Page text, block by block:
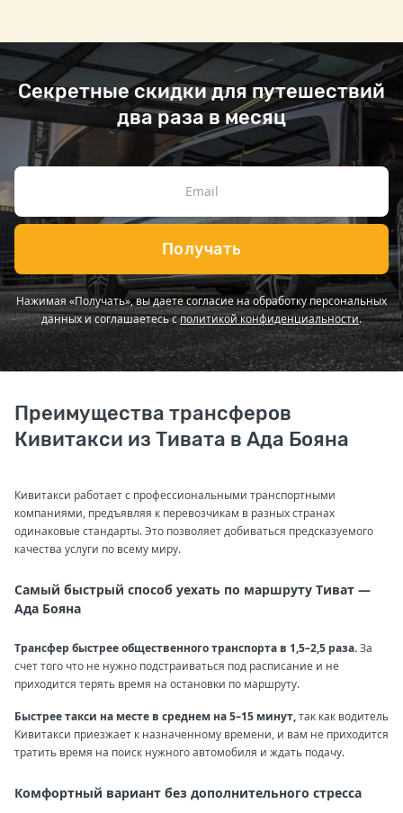
Секретные скидки для путешествий
два раза в месяц
Получать
Нажимая «Получать», вы даете согласие на обработку персональных
данных и соглашаетесь сполитикой конфиденциальности.
Преимущества трансферов
Кивитакси из Тивата в Ада Бояна
Кивитакси работает с профессиональными транспортными
компаниями, предъявляя к перевозчикам в разных странах
одинаковые стандарты. Это позволяет добиваться предсказуемого
качества услуги по всему миру.
Самый быстрый способ уехать по маршруту Тиват —
Ада Бояна
Трансфер быстрее общественного транспорта в 1,5–2,5 раза.За
счет того что не нужно подстраиваться под расписание и не
приходится терять время на остановки по маршруту.
Быстрее такси на месте в среднем на 5–15 минут,так как водитель
Кивитакси приезжает к назначенному времени, и вам не приходится
тратить время на поиск нужного автомобиля и ждать подачу.
Комфортный вариант без дополнительного стресса